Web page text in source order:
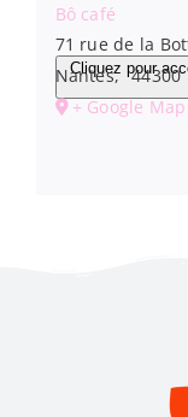
Bô café
71 rue de la
Nantes, 44300
+ Google Map
Cliquez pour